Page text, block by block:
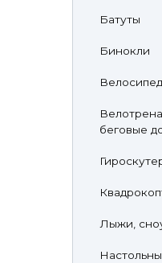
Батуты
Бинокли
беговые
Лыжи,